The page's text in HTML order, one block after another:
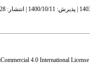
4.0 International License